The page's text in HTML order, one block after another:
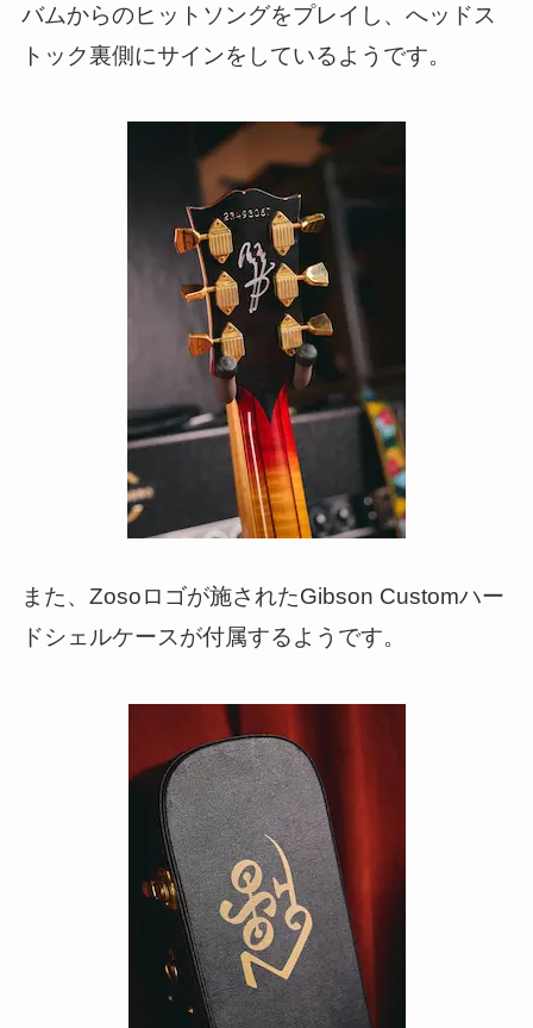
バムからのヒットソングをプレイし、へッドス
トック裏側にサインをしているようです。
また、Zosoロゴが施されたGibson Customハー
ドシェルケースが付属するようです。